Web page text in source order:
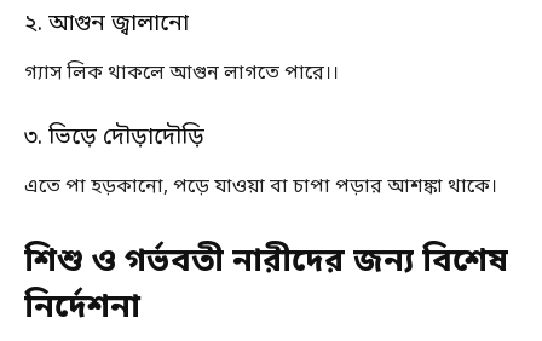
২. আগুন জ্বালানো
গ্যাস লিক থাকলে আগুন লাগতে পারে।।
৩. ভিড়ে দৌড়াদৌড়ি
এতে পা হড়কানো, পড়ে যাওয়া বা চাপা পড়ার আশঙ্কা থাকে।
শিশু ও গর্ভবতী নারীদের জন্য বিশেষ
নির্দেশনা